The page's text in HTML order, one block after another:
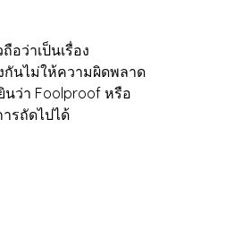
ว่าเป็นเรื่อง
กันไม่ให้ความผิดพลาด
นว่า Foolproof หรือ
รถัดไปได้